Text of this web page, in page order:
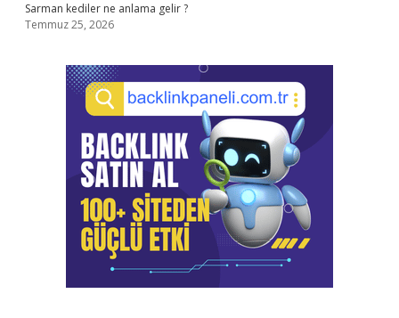
Sarman kediler ne anlama gelir ?
Temmuz 25, 2026